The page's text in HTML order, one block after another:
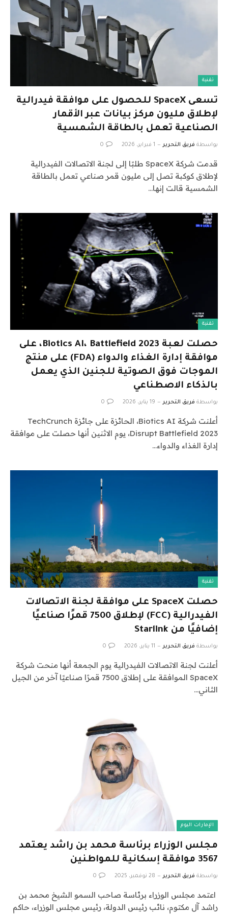
تقنية
تسعى SpaceX للحصول على موافقة فيدرالية
لإطلاق مليون مركز بيانات عبر الأقمار
الصناعية تعمل بالطاقة الشمسية
بواسطة فريق التحرير 1 فبراير، 2026 0
قدمت شركة SpaceX طلبًا إلى لجنة الاتصالات الفيدرالية
لإطلاق كوكبة تصل إلى مليون قمر صناعي تعمل بالطاقة
الشمسية قالت إنها…
تقنية
حصلت لعبة Biotics AI، Battlefield 2023، على
موافقة إدارة الغذاء والدواء (FDA) على منتج
الموجات فوق الصوتية للجنين الذي يعمل
بالذكاء الاصطناعي
بواسطة فريق التحرير 19 يناير، 2026 0
أعلنت شركة Biotics AI، الحائزة على جائزة TechCrunch
Disrupt Battlefield 2023، يوم الاثنين أنها حصلت على موافقة
إدارة الغذاء والدواء…
تقنية
حصلت SpaceX على موافقة لجنة الاتصالات
الفيدرالية (FCC) لإطلاق 7500 قمرًا صناعيًا
إضافيًا من Starlink
بواسطة فريق التحرير 11 يناير، 2026 0
أعلنت لجنة الاتصالات الفيدرالية يوم الجمعة أنها منحت شركة
SpaceX الموافقة على إطلاق 7500 قمرًا صناعيًا آخر من الجيل
الثاني…
الإمارات اليوم
مجلس الوزراء برئاسة محمد بن راشد يعتمد
3567 موافقة إسكانية للمواطنين
بواسطة فريق التحرير 28 نوفمبر، 2025 0
اعتمد مجلس الوزراء برئاسة صاحب السمو الشيخ محمد بن
راشد آل مكتوم، نائب رئيس الدولة، رئيس مجلس الوزراء، حاكم